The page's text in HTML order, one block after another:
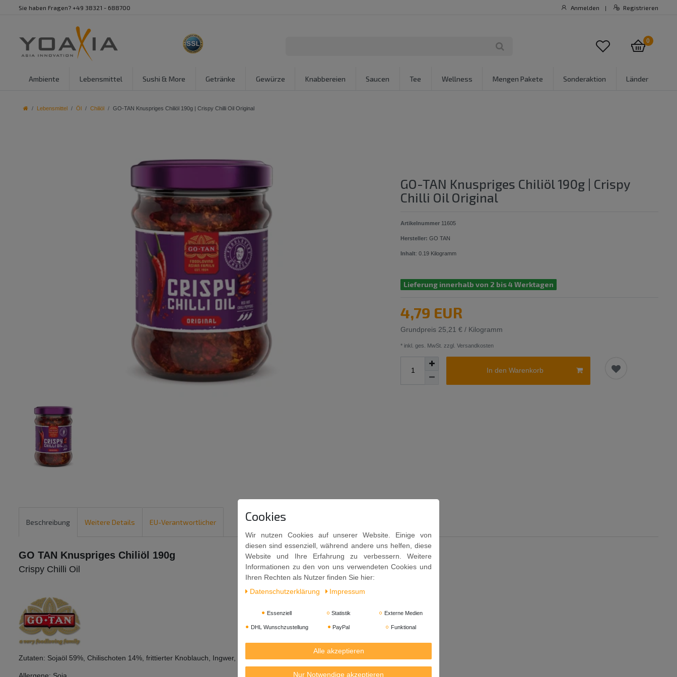
Sie haben Fragen? +49 38321 - 688700 Anmelden | Registrieren
0
Ambiente Lebensmittel Sushi & More Getränke Gewürze Knabbereien Saucen Tee Wellness Mengen Pakete Sonderaktion Länder
Lebensmittel Öl Chiliöl GO-TAN Knuspriges Chiliöl 190g | Crispy Chilli Oil Original
GO-TAN Knuspriges Chiliöl 190g | Crispy
Chilli Oil Original
Artikelnummer 11605
Hersteller: GO TAN
Inhalt:0.19 Kilogramm
Lieferung innerhalb von 2 bis 4 Werktagen
4,79 EUR
Grundpreis 25,21 € / Kilogramm
* inkl. ges. MwSt. zzgl. Versandkosten
In den Warenkorb
Beschreibung Weitere Details EU-Verantwortlicher
GO TAN Knuspriges Chiliöl 190g
Crispy Chilli Oil
Zutaten: Sojaöl 59%, Chilischoten 14%, frittierter Knoblauch, Ingwer, Salz, Zucker, frittierte Schalotte, Vogelaugenchili 0,90%.
Cookies
Wir nutzen Cookies auf unserer Website. Einige von
diesen sind essenziell, während andere uns helfen, diese
Website und Ihre Erfahrung zu verbessern. Weitere
Informationen zu den von uns verwendeten Cookies und
Ihren Rechten als Nutzer finden Sie hier:
Daten­schutz­erklärung
Impressum
Essenziell Statistik Externe Medien
DHL Wunschzustellung PayPal Funktional
Alle akzeptieren
Nur Notwendige akzeptieren